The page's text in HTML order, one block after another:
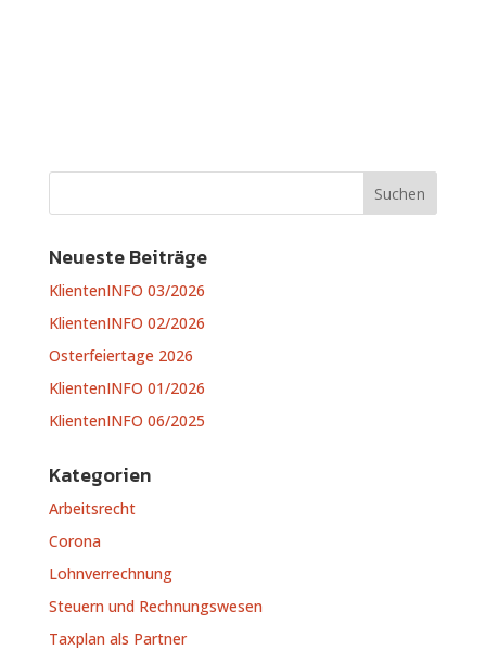
Neueste Beiträge
KlientenINFO 03/2026
KlientenINFO 02/2026
Osterfeiertage 2026
KlientenINFO 01/2026
KlientenINFO 06/2025
Kategorien
Arbeitsrecht
Corona
Lohnverrechnung
Steuern und Rechnungswesen
Taxplan als Partner